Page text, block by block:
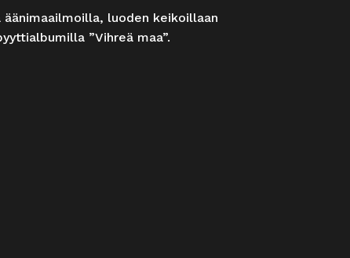
luoden keikoillaan
”Vihreä maa”.